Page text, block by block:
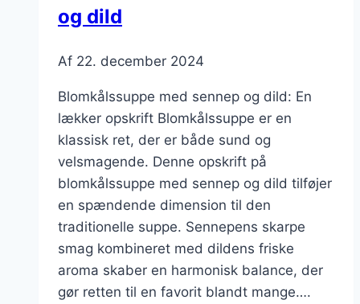
og dild
Af 22. december 2024
Blomkålssuppe med sennep og dild: En
lækker opskrift Blomkålssuppe er en
klassisk ret, der er både sund og
velsmagende. Denne opskrift på
blomkålssuppe med sennep og dild tilføjer
en spændende dimension til den
traditionelle suppe. Sennepens skarpe
smag kombineret med dildens friske
aroma skaber en harmonisk balance, der
gør retten til en favorit blandt mange….